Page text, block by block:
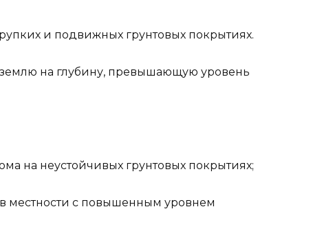
и подвижных грунтовых покрытиях.
землю на глубину, превышающую уровень
на неустойчивых грунтовых покрытиях;
в местности с повышенным уровнем